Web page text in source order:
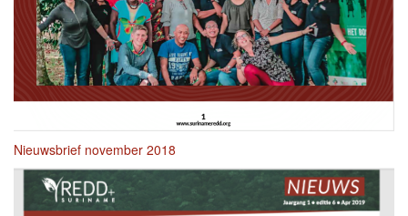
Nieuwsbrief november 2018